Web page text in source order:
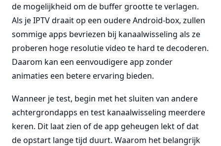
de mogelijkheid om de buffer grootte te verlagen.
Als je IPTV draait op een oudere Android-box, zullen
sommige apps bevriezen bij kanaalwisseling als ze
proberen hoge resolutie video te hard te decoderen.
Daarom kan een eenvoudigere app zonder
animaties een betere ervaring bieden.
Wanneer je test, begin met het sluiten van andere
achtergrondapps en test kanaalwisseling meerdere
keren. Dit laat zien of de app geheugen lekt of dat
de opstart lange tijd duurt. Waarom het belangrijk